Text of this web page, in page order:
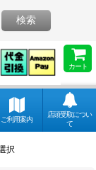
カート
検索
ご利用案内
店頭受取につい
て
択